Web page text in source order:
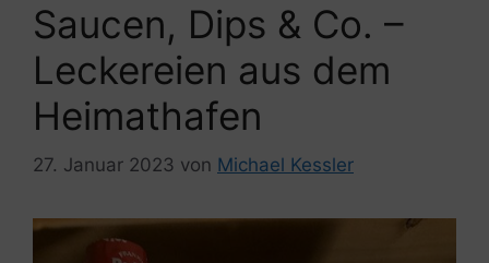
Saucen, Dips & Co. –
Leckereien aus dem
Heimathafen
27. Januar 2023 von Michael Kessler